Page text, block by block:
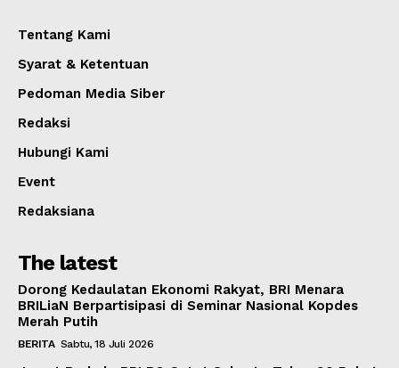
Tentang Kami
Syarat & Ketentuan
Pedoman Media Siber
Redaksi
Hubungi Kami
Event
Redaksiana
The latest
Dorong Kedaulatan Ekonomi Rakyat, BRI Menara
BRILiaN Berpartisipasi di Seminar Nasional Kopdes
Merah Putih
BERITA Sabtu, 18 Juli 2026